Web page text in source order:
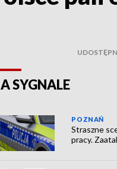
SYGNALE
POZNAŃ
Straszne
pracy.